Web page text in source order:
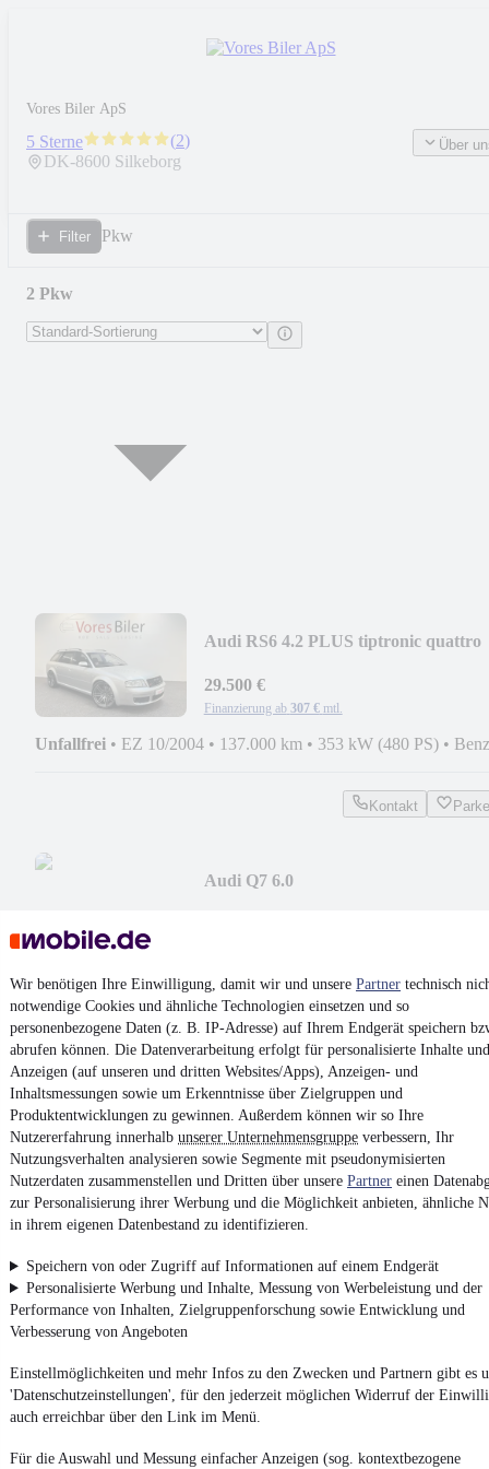
Wir benötigen Ihre Einwilligung, damit wir und unsere Partner technisch
notwendige Cookies und ähnliche Technologien einsetzen und so
personenbezogene Daten (z. B. IP-Adresse) auf Ihrem Endgerät speichern
abrufen können. Die Datenverarbeitung erfolgt für personalisierte Inhalte und
Anzeigen (auf unseren und dritten Websites/Apps), Anzeigen- und
Inhaltsmessungen sowie um Erkenntnisse über Zielgruppen und
Produktentwicklungen zu gewinnen. Außerdem können wir so Ihre
Nutzererfahrung innerhalb unserer Unternehmensgruppe verbessern, Ihr
Nutzungsverhalten analysieren sowie Segmente mit pseudonymisierten
Nutzerdaten zusammenstellen und Dritten über unsere Partner einen
zur Personalisierung ihrer Werbung und die Möglichkeit anbieten, ähnliche
in ihrem eigenen Datenbestand zu identifizieren.
Speichern von oder Zugriff auf Informationen auf einem Endgerät
Personalisierte Werbung und Inhalte, Messung von Werbeleistung und der
Performance von Inhalten, Zielgruppenforschung sowie Entwicklung und
Verbesserung von Angeboten
Einstellmöglichkeiten und mehr Infos zu den Zwecken und Partnern gibt es
'Datenschutzeinstellungen', für den jederzeit möglichen Widerruf der
auch erreichbar über den Link im Menü.
Für die Auswahl und Messung einfacher Anzeigen (sog. kontextbezogene
Vores Biler ApS
5 Sterne (2)
DK-8600 Silkeborg
Über
Filter Pkw
2 Pkw
Audi RS6 4.2 PLUS tiptronic quattro
29.500 €
Finanzierung ab 307 € mtl.
Unfallfrei • EZ 10/2004 • 137.000 km • 353 kW (480 PS) •
Kontakt
Audi Q7 6.0
Unfallfrei•EZ 04/2012• 268.000 km•368 kW (500 PS)•
Kontakt
¹ MwSt. ausweisbar
4.6 Sterne
Nutze mobile.de schnell und einfach
Impressum
Vertrag widerrufen
Datenschutz